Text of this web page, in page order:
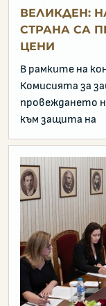
ВЕЛИКДЕН:
СТРАНА СА
ЦЕНИ
В рамките на
Комисията за
провеждането
към защита на